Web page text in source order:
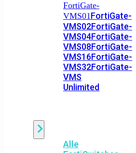
FortiGate-
VMS01FortiGate-
VMS02FortiGate-
VMS04FortiGate-
VMS08FortiGate-
VMS16FortiGate-
VMS32FortiGate-
VMS
Unlimited
Alle